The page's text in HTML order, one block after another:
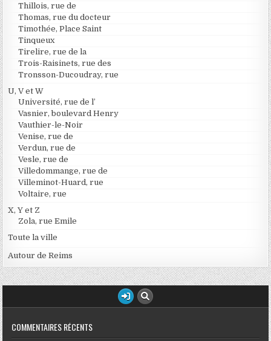
Thillois, rue de
Thomas, rue du docteur
Timothée, Place Saint
Tinqueux
Tirelire, rue de la
Trois-Raisinets, rue des
Tronsson-Ducoudray, rue
U, V et W
Université, rue de l’
Vasnier, boulevard Henry
Vauthier-le-Noir
Venise, rue de
Verdun, rue de
Vesle, rue de
Villedommange, rue de
Villeminot-Huard, rue
Voltaire, rue
X, Y et Z
Zola, rue Emile
Toute la ville
Autour de Reims
COMMENTAIRES RÉCENTS